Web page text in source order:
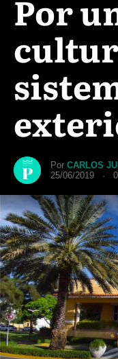
Por
Por CARLOS
25/06/2019 ·